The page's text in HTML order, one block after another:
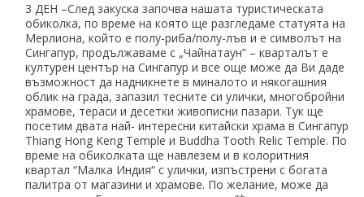
3 ДЕН –След закуска започва нашата туристическата
обиколка, по време на която ще разгледаме статуята на
Мерлиона, който е полу-риба/полу-лъв и е символът на
Сингапур, продължаваме с „Чайнатаун” – кварталът е
културен център на Сингапур и все още може да Ви даде
възможност да надникнете в миналото и някогашния
облик на града, запазил тесните си улички, многобройни
храмове, тераси и десетки живописни пазари. Тук ще
посетим двата най- интересни китайски храма в Сингапур
Thiang Hong Keng Temple и Buddha Tooth Relic Temple. По
време на обиколката ще навлезем и в колоритния
квартал “Малка Индия“ с улички, изпъстрени с богата
палитра от магазини и храмове. По желание, може да